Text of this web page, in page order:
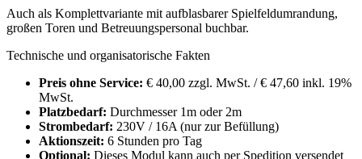
Auch als Komplettvariante mit aufblasbarer Spielfeldumrandung,
großen Toren und Betreuungspersonal buchbar.
Technische und organisatorische Fakten
Preis ohne Service: € 40,00 zzgl. MwSt. / € 47,60 inkl. 19%
MwSt.
Platzbedarf: Durchmesser 1m oder 2m
Strombedarf: 230V / 16A (nur zur Befüllung)
Aktionszeit: 6 Stunden pro Tag
Optional: Dieses Modul kann auch per Spedition versendet